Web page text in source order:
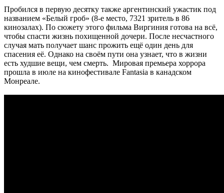
Пробился в первую десятку также аргентинский ужастик под
названием «Белый гроб» (8-е место, 7321 зритель в 86
кинозалах). По сюжету этого фильма Виргиния готова на всё,
чтобы спасти жизнь похищенной дочери. После несчастного
случая мать получает шанс прожить ещё один день для
спасения её. Однако на своём пути она узнает, что в жизни
есть худшие вещи, чем смерть. Мировая премьера хоррора
прошла в июле на кинофестивале Fantasia в канадском
Монреале.